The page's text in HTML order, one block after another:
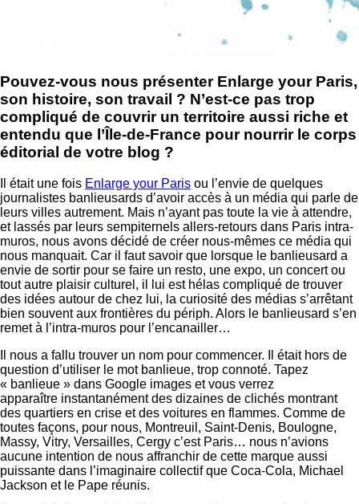
Pouvez-vous nous présenter Enlarge your Paris,
son histoire, son travail ? N’est-ce pas trop
compliqué de couvrir un territoire aussi riche et
entendu que l’Île-de-France pour nourrir le corps
éditorial de votre blog ?
Il était une fois Enlarge your Paris ou l’envie de quelques
journalistes banlieusards d’avoir accès à un média qui parle de
leurs villes autrement. Mais n’ayant pas toute la vie à attendre,
et lassés par leurs sempiternels allers-retours dans Paris intra-
muros, nous avons décidé de créer nous-mêmes ce média qui
nous manquait. Car il faut savoir que lorsque le banlieusard a
envie de sortir pour se faire un resto, une expo, un concert ou
tout autre plaisir culturel, il lui est hélas compliqué de trouver
des idées autour de chez lui, la curiosité des médias s’arrêtant
bien souvent aux frontières du périph. Alors le banlieusard s’en
remet à l’intra-muros pour l’encanailler…
Il nous a fallu trouver un nom pour commencer. Il était hors de
question d’utiliser le mot banlieue, trop connoté. Tapez
« banlieue » dans Google images et vous verrez
apparaître instantanément des dizaines de clichés montrant
des quartiers en crise et des voitures en flammes. Comme de
toutes façons, pour nous, Montreuil, Saint-Denis, Boulogne,
Massy, Vitry, Versailles, Cergy c’est Paris… nous n’avions
aucune intention de nous affranchir de cette marque aussi
puissante dans l’imaginaire collectif que Coca-Cola, Michael
Jackson et le Pape réunis.